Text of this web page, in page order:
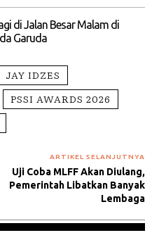
di Jalan Besar Malam di
Garuda
JAY IDZES
PSSI AWARDS 2026
ARTIKEL SELANJUTNYA
Uji Coba MLFF Akan Diulang,
Pemerintah Libatkan Banyak
Lembaga